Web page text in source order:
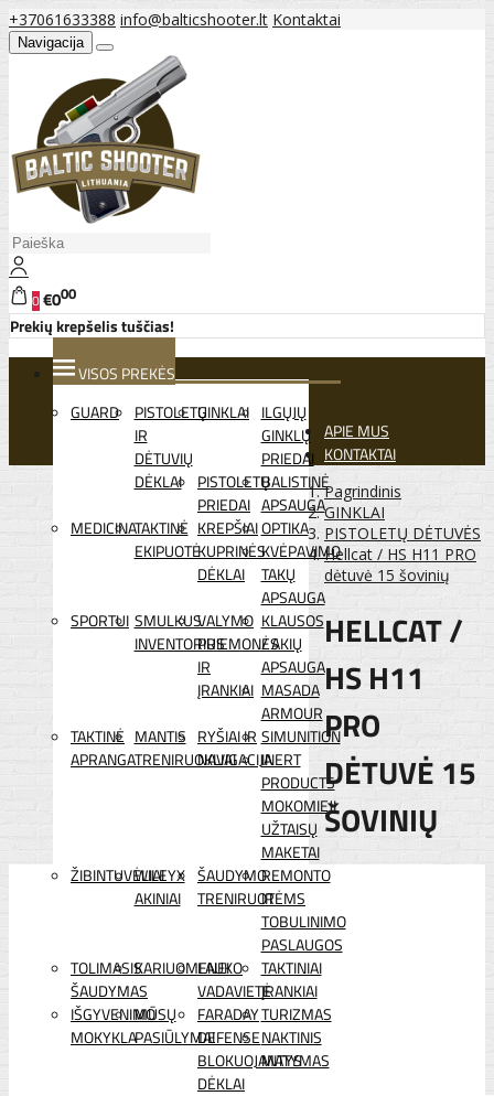
+37061633388 info@balticshooter.lt Kontaktai
Navigacija
0€000
Prekių krepšelis tuščias!
VISOS PREKĖS
GUARD
PISTOLETŲ
IR
DĖTUVIŲ
DĖKLAI
GINKLAI ILGŲJŲ
GINKLŲ
PRIEDAI
PISTOLETŲ
PRIEDAI
BALISTINĖ
APSAUGA
MEDICINATAKTINĖ
EKIPUOTĖ
KREPŠIAI
KUPRINĖS
DĖKLAI
OPTIKA
KVĖPAVIMO
TAKŲ
APSAUGA
SPORTUI SMULKUS
INVENTORIUS
VALYMO
PRIEMONĖS
IR
ĮRANKIAI
KLAUSOS
/ AKIŲ
APSAUGA
MASADA
ARMOUR
TAKTINĖ
APRANGA
MANTIS
TRENIRUOKLIAI
RYŠIAI IR
NAVIGACIJA
SIMUNITION
INERT
PRODUCTS
MOKOMIEJI
UŽTAISŲ
MAKETAI
ŽIBINTUVĖLIAI
WILEYX
AKINIAI
ŠAUDYMO
TRENIRUOTĖMS
REMONTO
IR
TOBULINIMO
PASLAUGOS
TOLIMASIS
ŠAUDYMAS
KARIUOMENEI
LAUKO
VADAVIETĖ
TAKTINIAI
ĮRANKIAI
IŠGYVENIMO
MOKYKLA
MŪSŲ
PASIŪLYMAI
FARADAY
DEFENSE
BLOKUOJANTYS
DĖKLAI
TURIZMAS
NAKTINIS
MATYMAS
APIE MUS
KONTAKTAI
Pagrindinis
GINKLAI
PISTOLETŲ DĖTUVĖS
Hellcat / HS H11 PRO
dėtuvė 15 šovinių
HELLCAT /
HS H11
PRO
DĖTUVĖ 15
ŠOVINIŲ